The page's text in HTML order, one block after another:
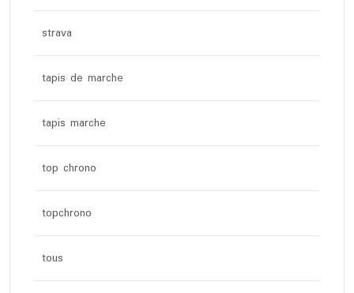
strava
tapis de marche
tapis marche
top chrono
topchrono
tous